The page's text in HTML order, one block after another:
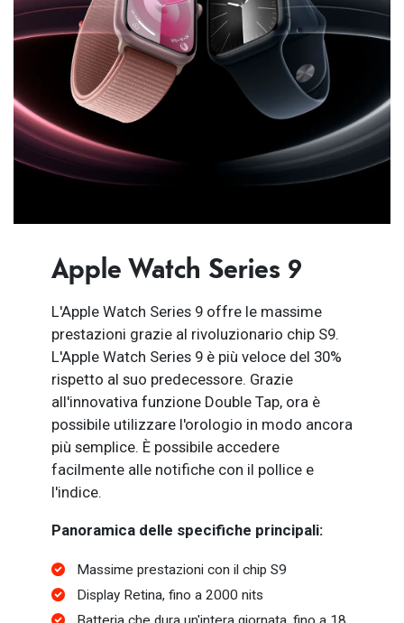
Apple Watch Series 9
L'Apple Watch Series 9 offre le massime
prestazioni grazie al rivoluzionario chip S9.
L'Apple Watch Series 9 è più veloce del 30%
rispetto al suo predecessore. Grazie
all'innovativa funzione Double Tap, ora è
possibile utilizzare l'orologio in modo ancora
più semplice. È possibile accedere
facilmente alle notifiche con il pollice e
l'indice.
Panoramica delle specifiche principali:
Massime prestazioni con il chip S9
Display Retina, fino a 2000 nits